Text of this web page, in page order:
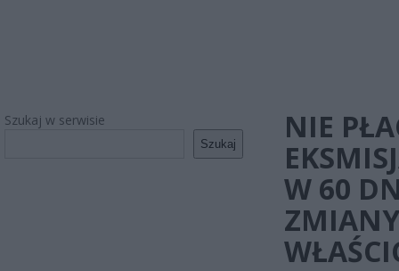
Szukaj w serwisie
Szukaj
NIE
W 60